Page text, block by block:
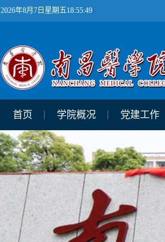
2026年8月7日星期五18:55:49
首页 学院概况 党建工作